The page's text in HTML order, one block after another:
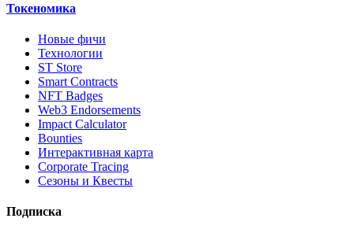
Токеномика
Новые фичи
Технологии
ST Store
Smart Contracts
NFT Badges
Web3 Endorsements
Impact Calculator
Bounties
Интерактивная карта
Corporate Tracing
Сезоны и Квесты
Подписка